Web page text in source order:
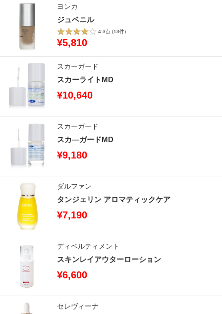
ヨンカ
ジュベニル
4.3点 (13件)
¥5,810
スカーガード
スカーライトMD
¥10,640
スカーガード
スカ―ガードMD
¥9,180
ダルファン
タンジェリン アロマティックケア
¥7,190
ディベルティメント
スキンレイアウターローション
¥6,600
セレヴィーナ